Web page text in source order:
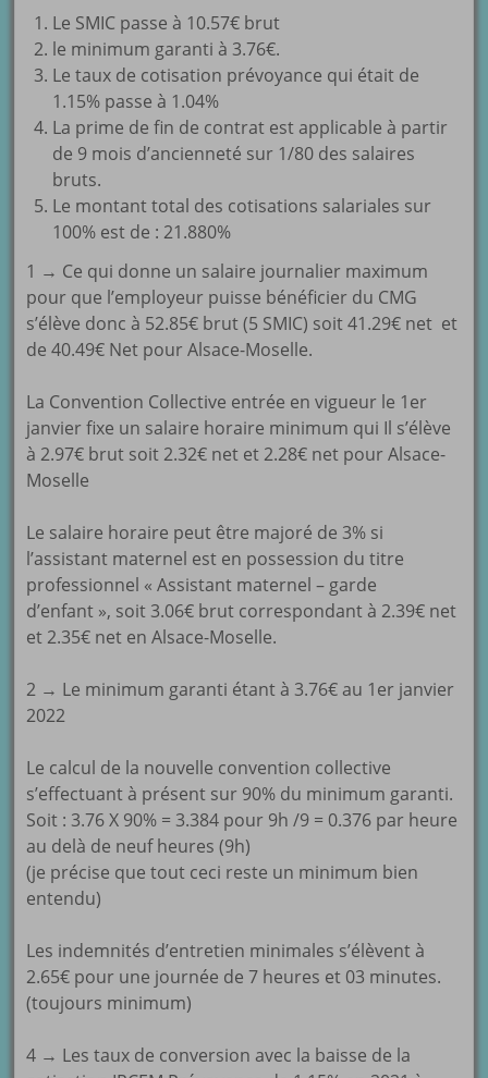
Le SMIC passe à 10.57€ brut
le minimum garanti à 3.76€.
Le taux de cotisation prévoyance qui était de
1.15% passe à 1.04%
La prime de fin de contrat est applicable à partir
de 9 mois d’ancienneté sur 1/80 des salaires
bruts.
Le montant total des cotisations salariales sur
100% est de : 21.880%
1 → Ce qui donne un salaire journalier maximum
pour que l’employeur puisse bénéficier du CMG
s’élève donc à 52.85€ brut (5 SMIC) soit 41.29€ net et
de 40.49€ Net pour Alsace-Moselle.
La Convention Collective entrée en vigueur le 1er
janvier fixe un salaire horaire minimum qui Il s’élève
à 2.97€ brut soit 2.32€ net et 2.28€ net pour Alsace-
Moselle
Le salaire horaire peut être majoré de 3% si
l’assistant maternel est en possession du titre
professionnel « Assistant maternel – garde
d’enfant », soit 3.06€ brut correspondant à 2.39€ net
et 2.35€ net en Alsace-Moselle.
2 → Le minimum garanti étant à 3.76€ au 1er janvier
2022
Le calcul de la nouvelle convention collective
s’effectuant à présent sur 90% du minimum garanti.
Soit : 3.76 X 90% = 3.384 pour 9h /9 = 0.376 par heure
au delà de neuf heures (9h)
(je précise que tout ceci reste un minimum bien
entendu)
Les indemnités d’entretien minimales s’élèvent à
2.65€ pour une journée de 7 heures et 03 minutes.
(toujours minimum)
4 → Les taux de conversion avec la baisse de la